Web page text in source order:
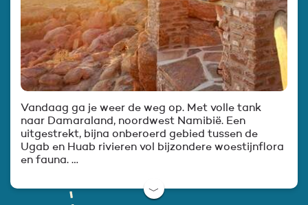
Vandaag ga je weer de weg op. Met volle tank
naar Damaraland, noordwest Namibië. Een
uitgestrekt, bijna onberoerd gebied tussen de
Ugab en Huab rivieren vol bijzondere woestijnflora
en fauna. …
﹀